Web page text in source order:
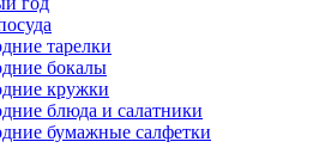
тарелки
бокалы
кружки
блюда и салатники
бумажные салфетки